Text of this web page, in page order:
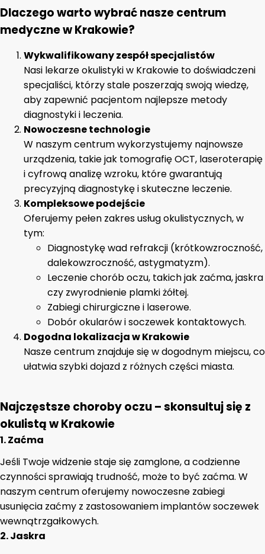
Dlaczego warto wybrać nasze centrum
medyczne w Krakowie?
Wykwalifikowany zespół specjalistów
Nasi lekarze okulistyki w Krakowie to doświadczeni
specjaliści, którzy stale poszerzają swoją wiedzę,
aby zapewnić pacjentom najlepsze metody
diagnostyki i leczenia.
Nowoczesne technologie
W naszym centrum wykorzystujemy najnowsze
urządzenia, takie jak tomografię OCT, laseroterapię
i cyfrową analizę wzroku, które gwarantują
precyzyjną diagnostykę i skuteczne leczenie.
Kompleksowe podejście
Oferujemy pełen zakres usług okulistycznych, w
tym:
Diagnostykę wad refrakcji (krótkowzroczność,
dalekowzroczność, astygmatyzm).
Leczenie chorób oczu, takich jak zaćma, jaskra
czy zwyrodnienie plamki żółtej.
Zabiegi chirurgiczne i laserowe.
Dobór okularów i soczewek kontaktowych.
Dogodna lokalizacja w Krakowie
Nasze centrum znajduje się w dogodnym miejscu, co
ułatwia szybki dojazd z różnych części miasta.
Najczęstsze choroby oczu – skonsultuj się z
okulistą w Krakowie
1.Zaćma
Jeśli Twoje widzenie staje się zamglone, a codzienne
czynności sprawiają trudność, może to być zaćma. W
naszym centrum oferujemy nowoczesne zabiegi
usunięcia zaćmy z zastosowaniem implantów soczewek
wewnątrzgałkowych.
2.Jaskra